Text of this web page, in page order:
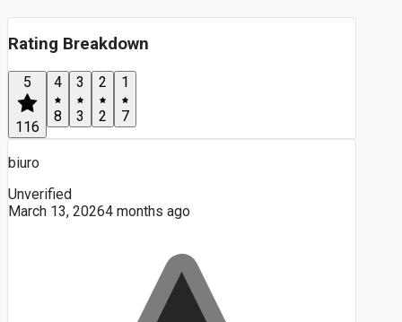
Rating Breakdown
5
116
4
8
3
3
2
2
1
7
biuro
Unverified
March 13, 20264 months ago